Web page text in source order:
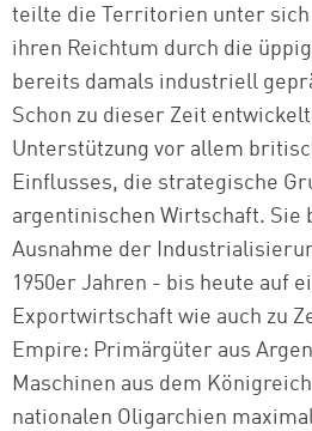
teilte die Territorien unter
ihren Reichtum durch die
bereits damals industriell
Schon zu dieser Zeit
Unterstützung vor allem
Einflusses, die strategische
argentinischen Wirtschaft. Sie
Ausnahme der
1950er Jahren - bis heute auf
Exportwirtschaft wie auch zu
Empire: Primärgüter aus
Maschinen aus dem
nationalen Oligarchien